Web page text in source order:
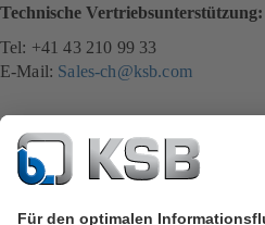
Technische Vertriebsunterstützung:
Tel: +41 43 210 99 33
E-Mail: Sales-ch@ksb.com